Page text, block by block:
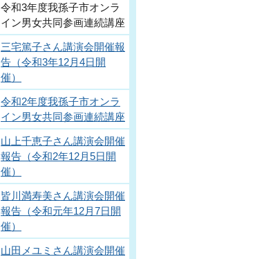
令和3年度我孫子市オンラ
イン男女共同参画連続講座
三宅篤子さん講演会開催報
告（令和3年12月4日開
催）
令和2年度我孫子市オンラ
イン男女共同参画連続講座
山上千恵子さん講演会開催
報告（令和2年12月5日開
催）
皆川満寿美さん講演会開催
報告（令和元年12月7日開
催）
山田メユミさん講演会開催